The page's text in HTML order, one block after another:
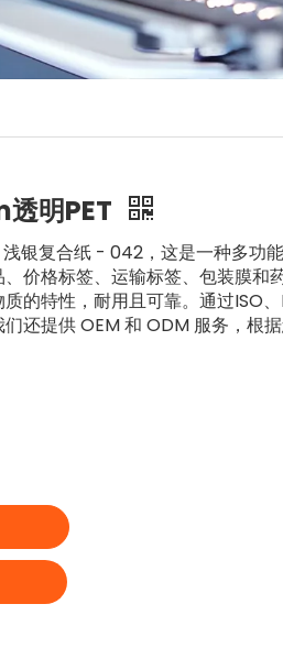
明PET
银复合纸 - 042，这是一种多功
价格标签、运输标签、包装膜和
的特性，耐用且可靠。通过ISO
还提供 OEM 和 ODM 服务，根